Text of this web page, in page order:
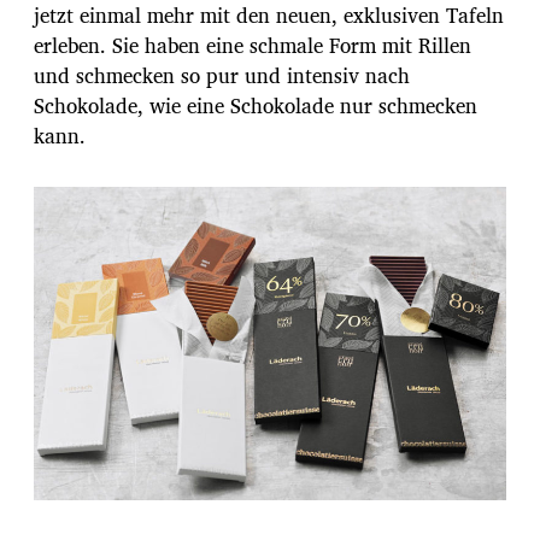
jetzt einmal mehr mit den neuen, exklusiven Tafeln
erleben. Sie haben eine schmale Form mit Rillen
und schmecken so pur und intensiv nach
Schokolade, wie eine Schokolade nur schmecken
kann.